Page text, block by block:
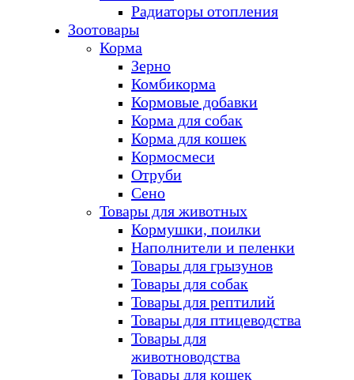
Радиаторы отопления
Зоотовары
Корма
Зерно
Комбикорма
Кормовые добавки
Корма для собак
Корма для кошек
Кормосмеси
Отруби
Сено
Товары для животных
Кормушки, поилки
Наполнители и пеленки
Товары для грызунов
Товары для собак
Товары для рептилий
Товары для птицеводства
Товары для
животноводства
Товары для кошек